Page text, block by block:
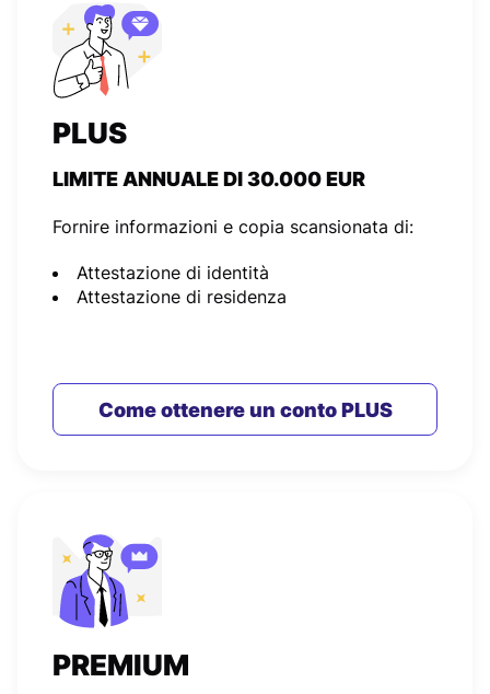
PLUS
LIMITE ANNUALE DI 30.000 EUR
Fornire informazioni e copia scansionata di:
Attestazione di identità
Attestazione di residenza
Come ottenere un conto PLUS
PREMIUM